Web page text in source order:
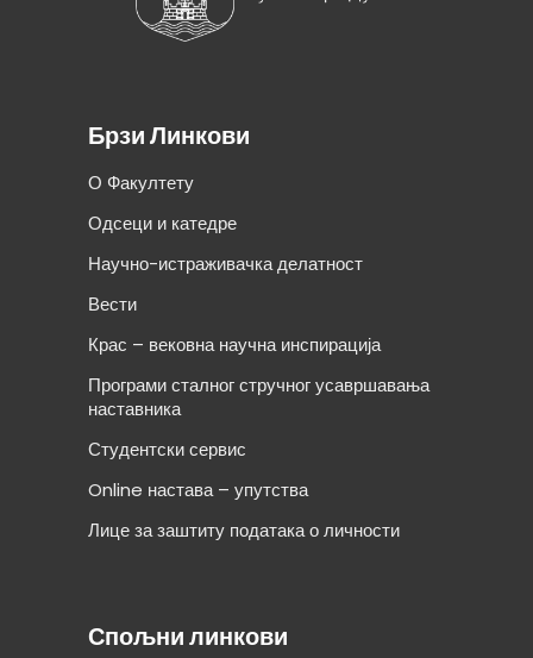
Брзи Линкови
О Факултету
Одсеци и катедре
Научно-истраживачка делатност
Вести
Крас – вековна научна инспирација
Програми сталног стручног усавршавања
наставника
Студентски сервис
Online настава – упутства
Лице за заштиту података о личности
Спољни линкови